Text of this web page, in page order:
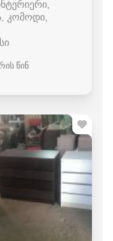
კომოდი,
წინ